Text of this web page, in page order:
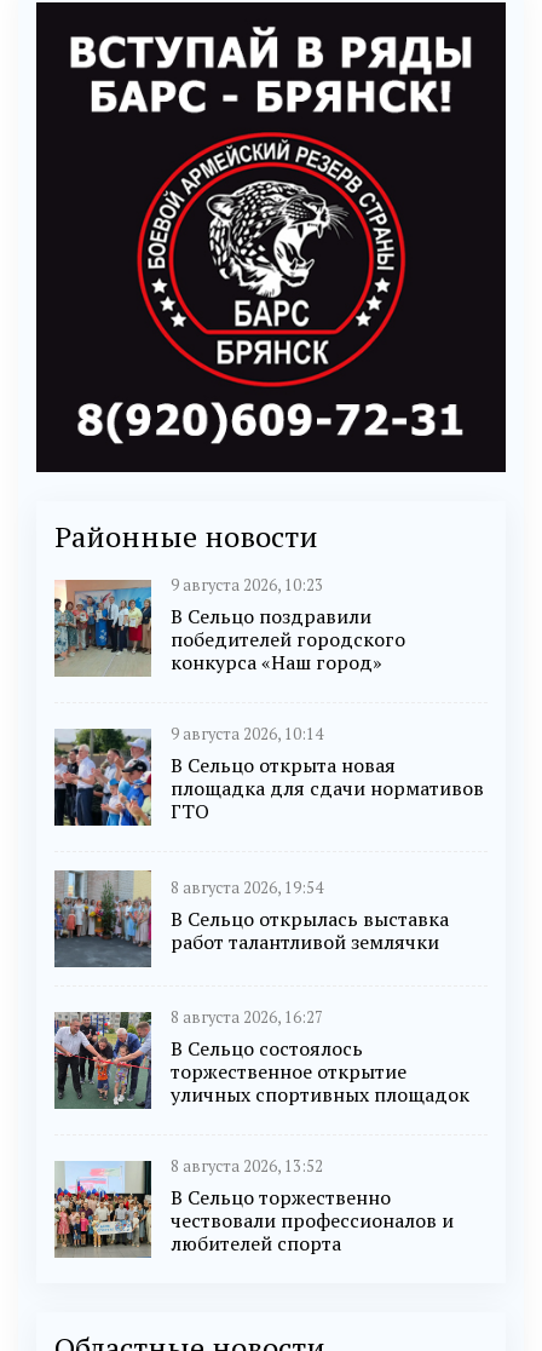
Районные новости
9 августа 2026, 10:23
В Сельцо поздравили
победителей городского
конкурса «Наш город»
9 августа 2026, 10:14
В Сельцо открыта новая
площадка для сдачи нормативов
ГТО
8 августа 2026, 19:54
В Сельцо открылась выставка
работ талантливой землячки
8 августа 2026, 16:27
В Сельцо состоялось
торжественное открытие
уличных спортивных площадок
8 августа 2026, 13:52
В Сельцо торжественно
чествовали профессионалов и
любителей спорта